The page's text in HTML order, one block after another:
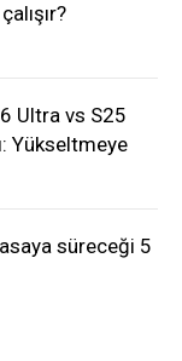
Ultra vs S25
Yükseltmeye
süreceği 5